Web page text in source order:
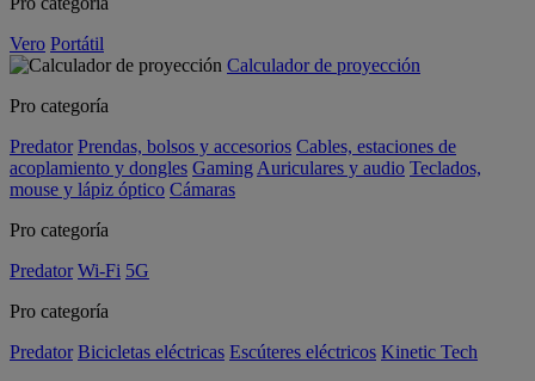
Vero Portátil
Calculador de proyección
Pro categoría
Predator Prendas, bolsos y accesorios Cables, estaciones de
acoplamiento y dongles Gaming Auriculares y audio Teclados,
mouse y lápiz óptico Cámaras
Pro categoría
Predator Wi-Fi 5G
Pro categoría
Predator Bicicletas eléctricas Escúteres eléctricos Kinetic Tech